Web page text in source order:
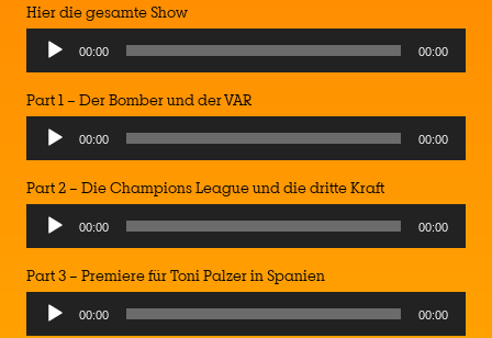
Hier die gesamte Show
Audio
Player
00:00 00:00
Part 1 – Der Bomber und der VAR
00:00 00:00
Part 2 – Die Champions League und die dritte Kraft
00:00 00:00
Part 3 – Premiere für Toni Palzer in Spanien
00:00 00:00